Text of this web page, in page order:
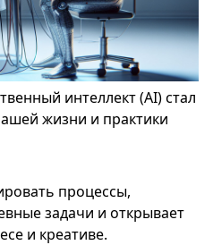
интеллект (AI) стал
жизни и практики
процессы,
задачи и открывает
и креативе.